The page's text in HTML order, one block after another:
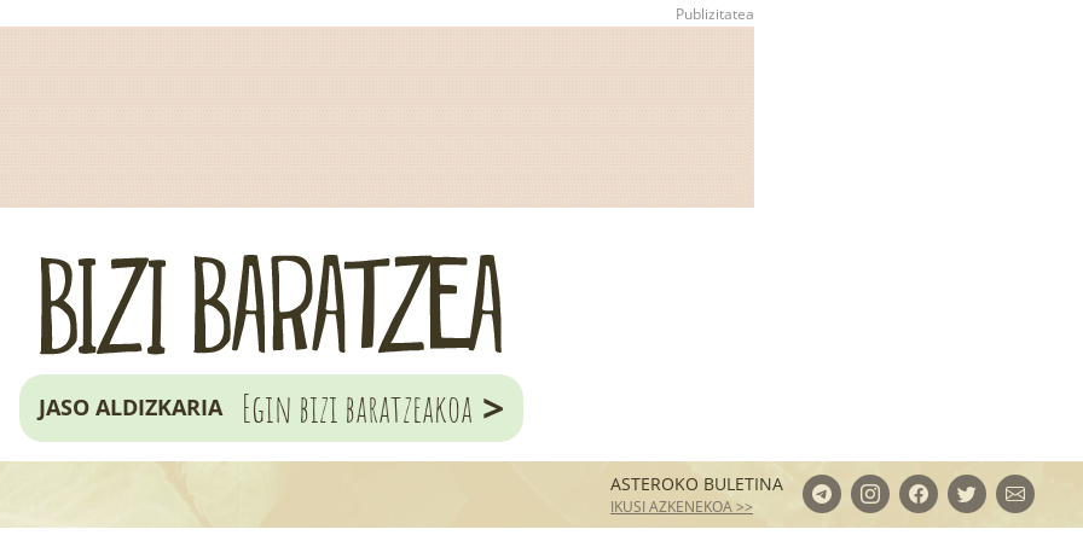
JASO ALDIZKARIA Egin bizi baratzeakoa >
ASTEROKO BULETINA
IKUSI AZKENEKOA >>